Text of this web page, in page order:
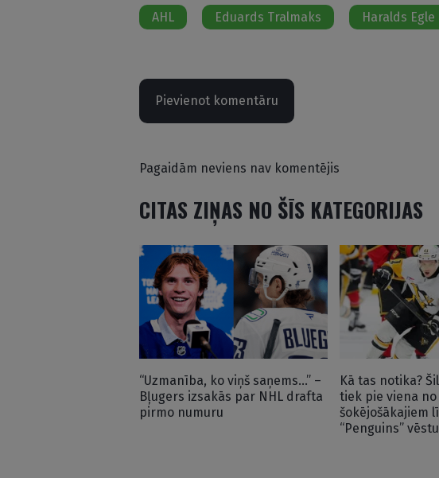
AHL Eduards Tralmaks Haralds Egle
Pievienot komentāru
Pagaidām neviens nav komentējis
CITAS ZIŅAS NO ŠĪS KATEGORIJAS
“Uzmanība, ko viņš saņems…” –
Bļugers izsakās par NHL drafta
pirmo numuru
Kā tas notika?
tiek pie viena no
šokējošākajiem
“Penguins”